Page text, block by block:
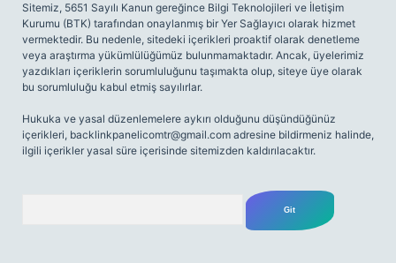
Sitemiz, 5651 Sayılı Kanun gereğince Bilgi Teknolojileri ve İletişim
Kurumu (BTK) tarafından onaylanmış bir Yer Sağlayıcı olarak hizmet
vermektedir. Bu nedenle, sitedeki içerikleri proaktif olarak denetleme
veya araştırma yükümlülüğümüz bulunmamaktadır. Ancak, üyelerimiz
yazdıkları içeriklerin sorumluluğunu taşımakta olup, siteye üye olarak
bu sorumluluğu kabul etmiş sayılırlar.
Hukuka ve yasal düzenlemelere aykırı olduğunu düşündüğünüz
içerikleri, backlinkpanelicomtr@gmail.com adresine bildirmeniz halinde,
ilgili içerikler yasal süre içerisinde sitemizden kaldırılacaktır.